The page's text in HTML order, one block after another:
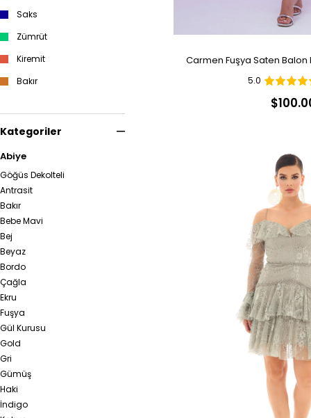
Saks
Zümrüt
Kiremit
Bakır
Petrol
Çağla
Mercan
Kategoriler
Abiye
Göğüs Dekolteli
Antrasit
Bakır
Bebe Mavi
Bej
Beyaz
Bordo
Çağla
Ekru
Fuşya
Gül Kurusu
Gold
Gri
Gümüş
Haki
İndigo
Carmen Fuşya Saten Balon
5.0